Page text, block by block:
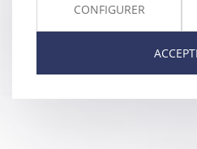
Nos compétences en la
CONFIGURER